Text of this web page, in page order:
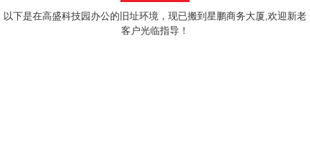
以下是在高盛科技园办公的旧址环境，现已搬到星鹏商务大厦,欢迎新老
客户光临指导！